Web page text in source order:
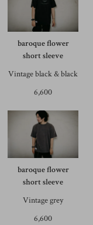
baroque flower
short sleeve
Vintage black & black
6,600
baroque flower
short sleeve
Vintage grey
6,600